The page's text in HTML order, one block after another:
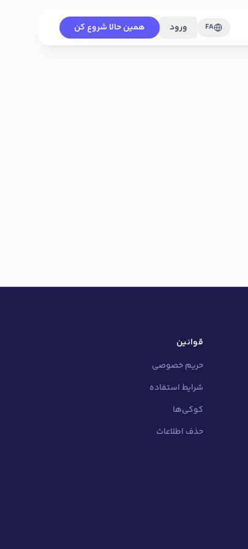
FA ورود همین حالا شروع کن
قوانین
حریم خصوصی
شرایط استفاده
کوکی‌ها
حذف اطلاعات